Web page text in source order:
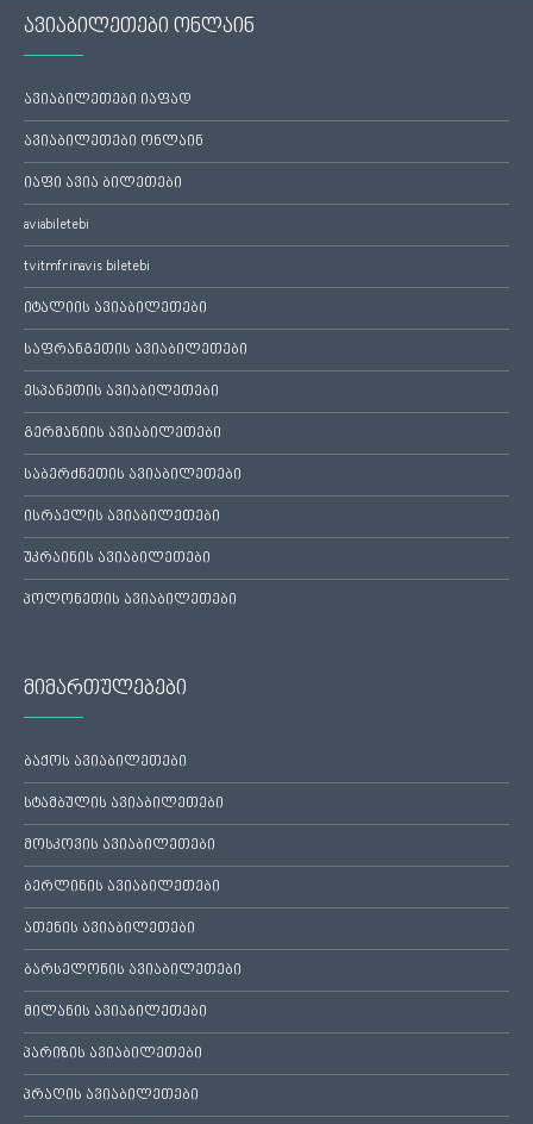
ავიაბილეთები ონლაინ
ავიაბილეთები იაფად
ავიაბილეთები ონლაინ
იაფი ავია ბილეთები
aviabiletebi
tvitmfrinavis biletebi
იტალიის ავიაბილეთები
საფრანგეთის ავიაბილეთები
ესპანეთის ავიაბილეთები
გერმანიის ავიაბილეთები
საბერძნეთის ავიაბილეთები
ისრაელის ავიაბილეთები
უკრაინის ავიაბილეთები
პოლონეთის ავიაბილეთები
მიმართულებები
ბაქოს ავიაბილეთები
სტამბულის ავიაბილეთები
მოსკოვის ავიაბილეთები
ბერლინის ავიაბილეთები
ათენის ავიაბილეთები
ბარსელონის ავიაბილეთები
მილანის ავიაბილეთები
პარიზის ავიაბილეთები
პრაღის ავიაბილეთები